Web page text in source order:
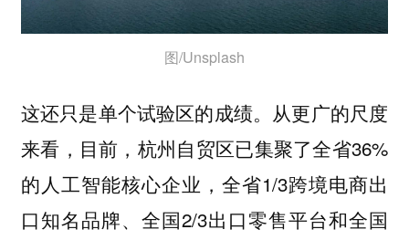
图/Unsplash
这还只是单个试验区的成绩。从更广的尺度
来看，目前，杭州自贸区已集聚了全省36%
的人工智能核心企业，全省1/3跨境电商出
口知名品牌、全国2/3出口零售平台和全国